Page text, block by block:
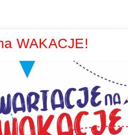
WAKACJE!